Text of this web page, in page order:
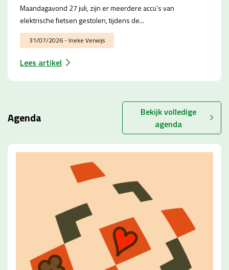
Maandagavond 27 juli, zijn er meerdere accu’s van
elektrische fietsen gestolen, tijdens de...
31/07/2026 - Ineke Verwijs
Lees artikel
Agenda
Bekijk volledige
agenda